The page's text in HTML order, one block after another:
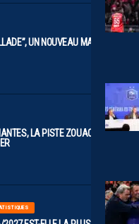
UN NOUVEAU MAILLOT
LA PISTE ZOUAOUI SE